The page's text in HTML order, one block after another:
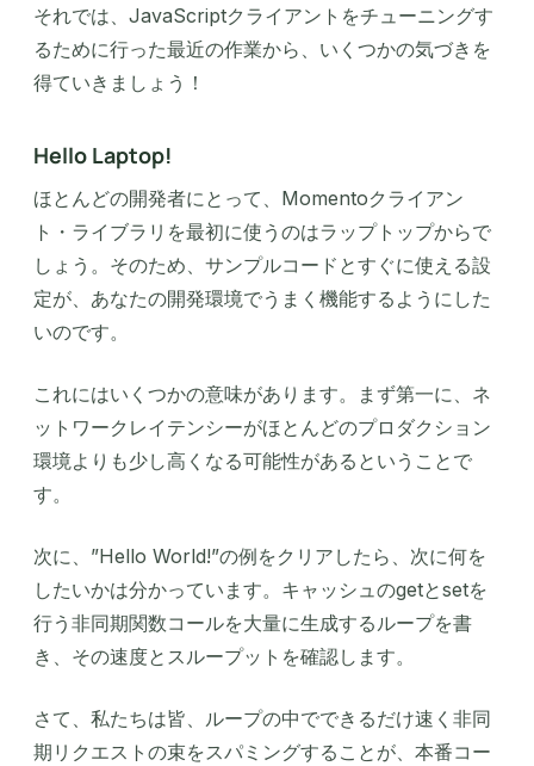
それでは、JavaScriptクライアントをチューニングす
るために行った最近の作業から、いくつかの気づきを
得ていきましょう！
Hello Laptop!
ほとんどの開発者にとって、Momentoクライアン
ト・ライブラリを最初に使うのはラップトップからで
しょう。そのため、サンプルコードとすぐに使える設
定が、あなたの開発環境でうまく機能するようにした
いのです。
これにはいくつかの意味があります。まず第一に、ネ
ットワークレイテンシーがほとんどのプロダクション
環境よりも少し高くなる可能性があるということで
す。
次に、”Hello World!”の例をクリアしたら、次に何を
したいかは分かっています。キャッシュのgetとsetを
行う非同期関数コールを大量に生成するループを書
き、その速度とスループットを確認します。
さて、私たちは皆、ループの中でできるだけ速く非同
期リクエストの束をスパミングすることが、本番コー